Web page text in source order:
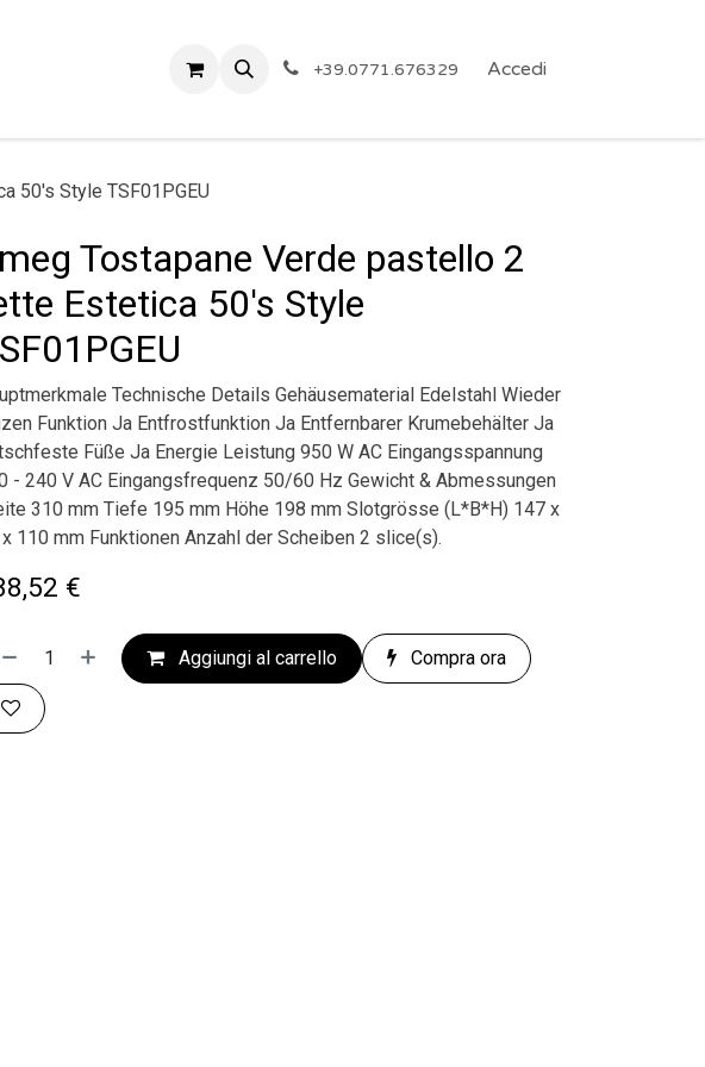
Politica Privacy Eventi ARTICOLI A PREZZO SHOCK!
+39.0771.676329 Accedi
50's Style TSF01PGEU
Tostapane Verde pastello 2
Estetica 50's Style
Technische Details Gehäusematerial Edelstahl Wieder
Funktion Ja Entfrostfunktion Ja Entfernbarer Krumebehälter Ja
Füße Ja Energie Leistung 950 W AC Eingangsspannung
- 240 V AC Eingangsfrequenz 50/60 Hz Gewicht & Abmessungen
310 mm Tiefe 195 mm Höhe 198 mm Slotgrösse (L*B*H) 147 x
110 mm Funktionen Anzahl der Scheiben 2 slice(s).
€
Aggiungi al carrello Compra ora